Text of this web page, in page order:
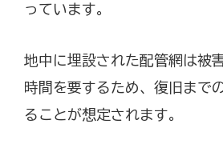
っています。
地中に埋設された配管網は被
時間を要するため、復旧まで
ることが想定されます。